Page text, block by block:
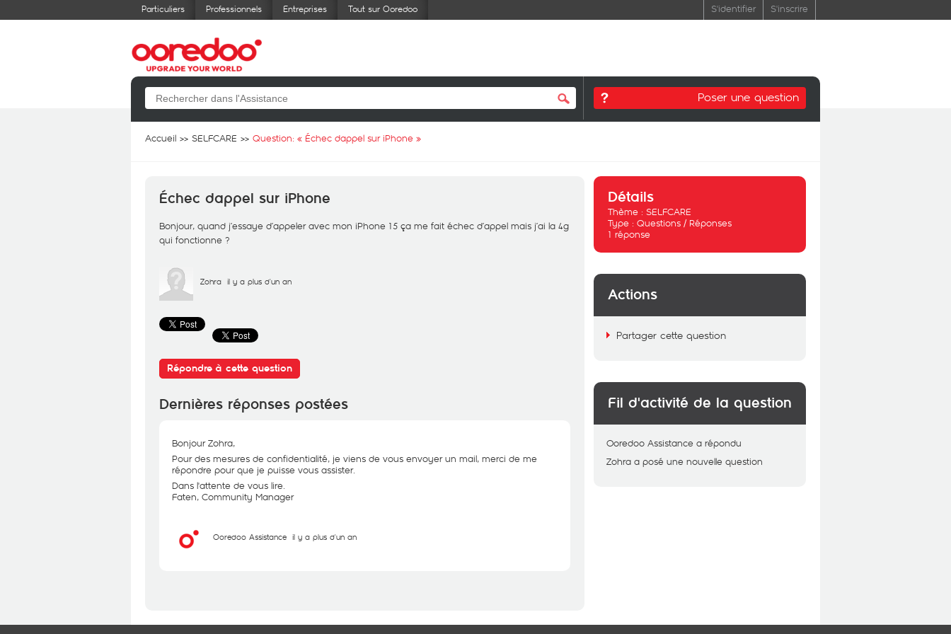
Particuliers Professionnels Entreprises Tout sur Ooredoo S'identifier S'inscrire
Poser une question
Accueil SELFCARE Question: « Échec dappel sur iPhone »
Échec dappel sur iPhone
Bonjour, quand j’essaye d’appeler avec mon iPhone 15 ça me fait échec d’appel mais j’ai la 4g
qui fonctionne ?
Zohra il y a plus d'un an
Répondre à cette question
Dernières réponses postées
Bonjour Zohra,
Pour des mesures de confidentialité, je viens de vous envoyer un mail, merci de me
répondre pour que je puisse vous assister.
Dans l'attente de vous lire.
Faten, Community Manager
Ooredoo Assistance il y a plus d'un an
Détails
Thème : SELFCARE
Type : Questions / Réponses
1 réponse
Actions
Partager cette question
Fil d'activité de la question
Ooredoo Assistance a répondu
Zohra a posé une nouvelle question